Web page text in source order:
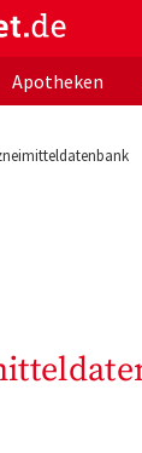
offizielle
Apotheken